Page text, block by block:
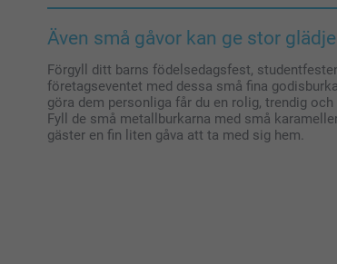
Även små gåvor kan ge stor glädje
Förgyll ditt barns födelsedagsfest,
företagseventet med dessa små fina
göra dem personliga får du en rolig, trendig
Fyll de små metallburkarna med små
gäster en fin liten gåva att ta med sig hem.